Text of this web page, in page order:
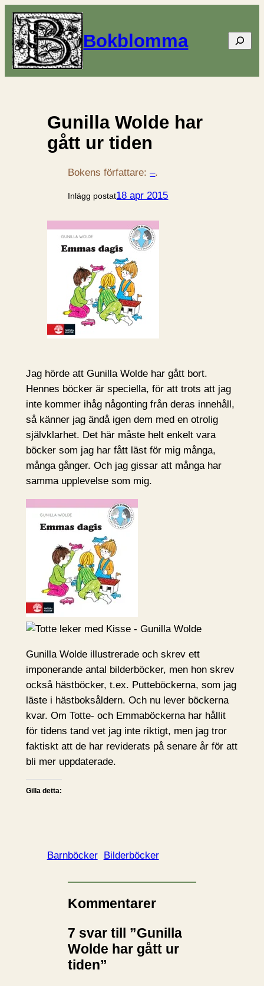
Bokblomma Sök
Gunilla Wolde har
gått ur tiden
Bokens författare:–.
Inlägg postat18 apr 2015
Jag hörde att Gunilla Wolde har gått bort.
Hennes böcker är speciella, för att trots att jag
inte kommer ihåg någonting från deras innehåll,
så känner jag ändå igen dem med en otrolig
självklarhet. Det här måste helt enkelt vara
böcker som jag har fått läst för mig många,
många gånger. Och jag gissar att många har
samma upplevelse som mig.
Gunilla Wolde illustrerade och skrev ett
imponerande antal bilderböcker, men hon skrev
också hästböcker, t.ex. Putteböckerna, som jag
läste i hästboksåldern. Och nu lever böckerna
kvar. Om Totte- och Emmaböckerna har hållit
för tidens tand vet jag inte riktigt, men jag tror
faktiskt att de har reviderats på senare år för att
bli mer uppdaterade.
Gilla detta:
Barnböcker Bilderböcker
Kommentarer
7 svar till ”Gunilla
Wolde har gått ur
tiden”